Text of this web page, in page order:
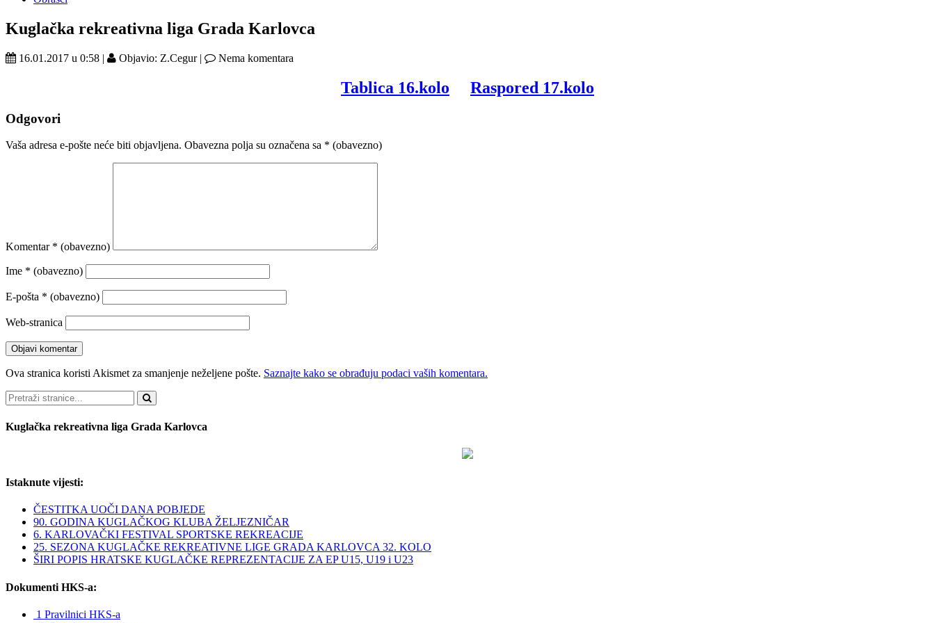
Kuglačka rekreativna liga Grada Karlovca
16.01.2017 u 0:58 | Objavio: Z.Cegur | Nema komentara
Tablica 16.kolo Raspored 17.kolo
Odgovori
Vaša adresa e-pošte neće biti objavljena. Obavezna polja su označena sa * (obavezno)
Komentar * (obavezno)
Ime * (obavezno)
E-pošta * (obavezno)
Web-stranica
Ova stranica koristi Akismet za smanjenje neželjene pošte. Saznajte kako se obrađuju podaci vaših komentara.
Pretraži
Kuglačka rekreativna liga Grada Karlovca
Istaknute vijesti:
ČESTITKA UOČI DANA POBJEDE
90. GODINA KUGLAČKOG KLUBA ŽELJEZNIČAR
6. KARLOVAČKI FESTIVAL SPORTSKE REKREACIJE
25. SEZONA KUGLAČKE REKREATIVNE LIGE GRADA KARLOVCA 32. KOLO
ŠIRI POPIS HRATSKE KUGLAČKE REPREZENTACIJE ZA EP U15, U19 i U23
Dokumenti HKS-a:
1 Pravilnici HKS-a